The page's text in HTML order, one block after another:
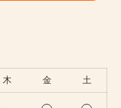
木 金 土